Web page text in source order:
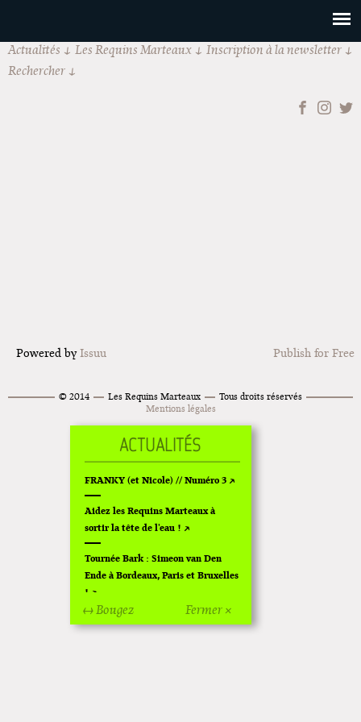
Actualités Les Requins Marteaux
Inscription à la newsletter
Rechercher
Powered byIssuu Publish for Free
© 2014 Les Requins Marteaux
Tous droits réservés
Mentions légales
Fermer ×
↔ Bougez
FRANKY (et Nicole) // Numéro 3
Aidez les Requins Marteaux à
sortir la tête de l'eau !
Tournée Bark : Simeon van Den
Ende à Bordeaux, Paris et Bruxelles
!
Off Of Off d'Angoulême 2024